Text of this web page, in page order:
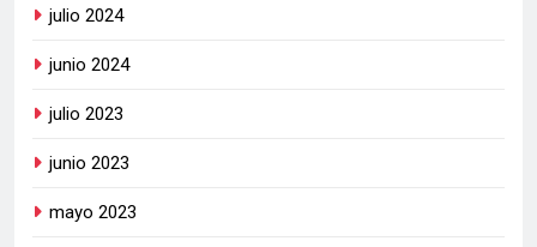
julio 2024
junio 2024
julio 2023
junio 2023
mayo 2023